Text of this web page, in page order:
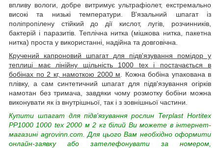
впливу вологи, добре витримує ультрафіолет, екстремально
високі та низькі температури. В'язальний шпагат із
поліпропілену стійкий до дії кислот, лугів, розчинників,
бактерій і паразитів. Теплічна нитка (мішкова нитка, пакетна
нитка) проста у використанні, надійна та довговічна.
Кручений капроновий шпагат для підв'язування помідор у
теплиці має лінійну щільність 1000 tex і постачається в
бобінах по 2 кг, намоткою 2000 м . Кожна бобіна упакована в
плівку, а сам синтетичний шпагат для підв'язування огірків
намотан без тримача, завдяки чому розмотку бобіни можна
виконувати як із внутрішньої, так і з зовнішньої частини.
Купити шпагат для підв'язування рослин Terplast Hortitex
PP1000 1000 tex 2000 м 2 кг білий Ви можете в інтернет-
магазині agrovinn.com. Для цього Вам необхідно оформити
онлайн-заявку або зателефонувати за номером,